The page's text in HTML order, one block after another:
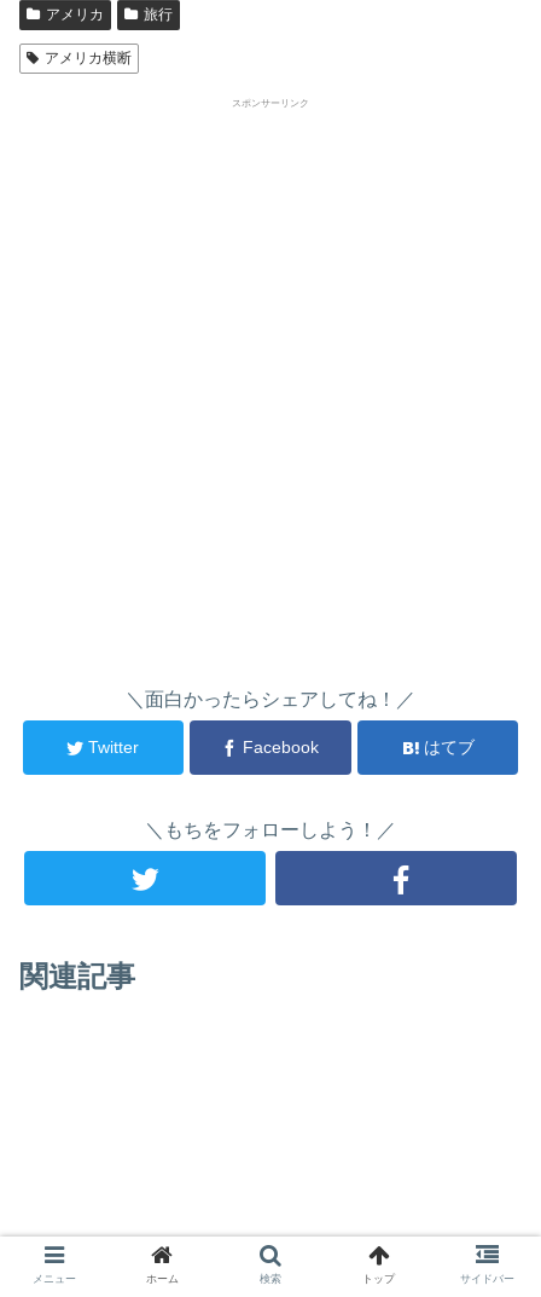
アメリカ 旅行
アメリカ横断
スポンサーリンク
＼面白かったらシェアしてね！／
Twitter Facebook はてブ
＼もちをフォローしよう！／
関連記事
メニュー ホーム 検索 トップ サイドバー